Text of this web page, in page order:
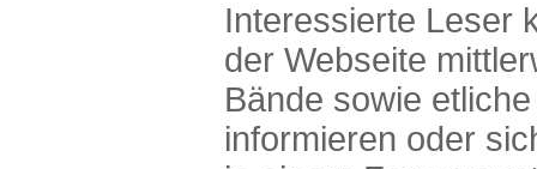
Interessierte Leser
der Webseite
Bände sowie
informieren oder